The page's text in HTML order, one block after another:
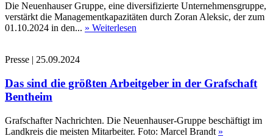
Die Neuenhauser Gruppe, eine diversifizierte Unternehmensgruppe,
verstärkt die Managementkapazitäten durch Zoran Aleksic, der zum
01.10.2024 in den... » Weiterlesen
Presse | 25.09.2024
Das sind die größten Arbeitgeber in der Grafschaft
Bentheim
Grafschafter Nachrichten. Die Neuenhauser-Gruppe beschäftigt im
Landkreis die meisten Mitarbeiter. Foto: Marcel Brandt »